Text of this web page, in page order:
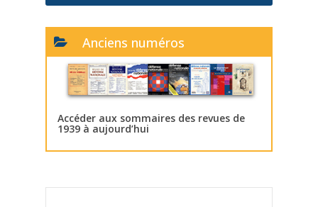
Anciens numéros
Accéder aux sommaires des revues de
1939 à aujourd’hui